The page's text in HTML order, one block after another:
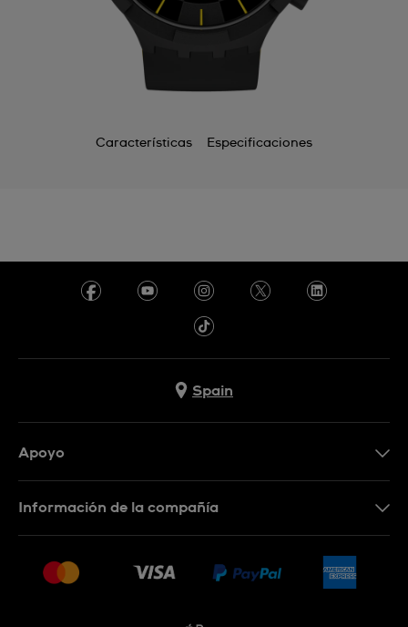
Características Especificaciones
Spain
Apoyo
Devoluciones
Información de la compañía
Empleo